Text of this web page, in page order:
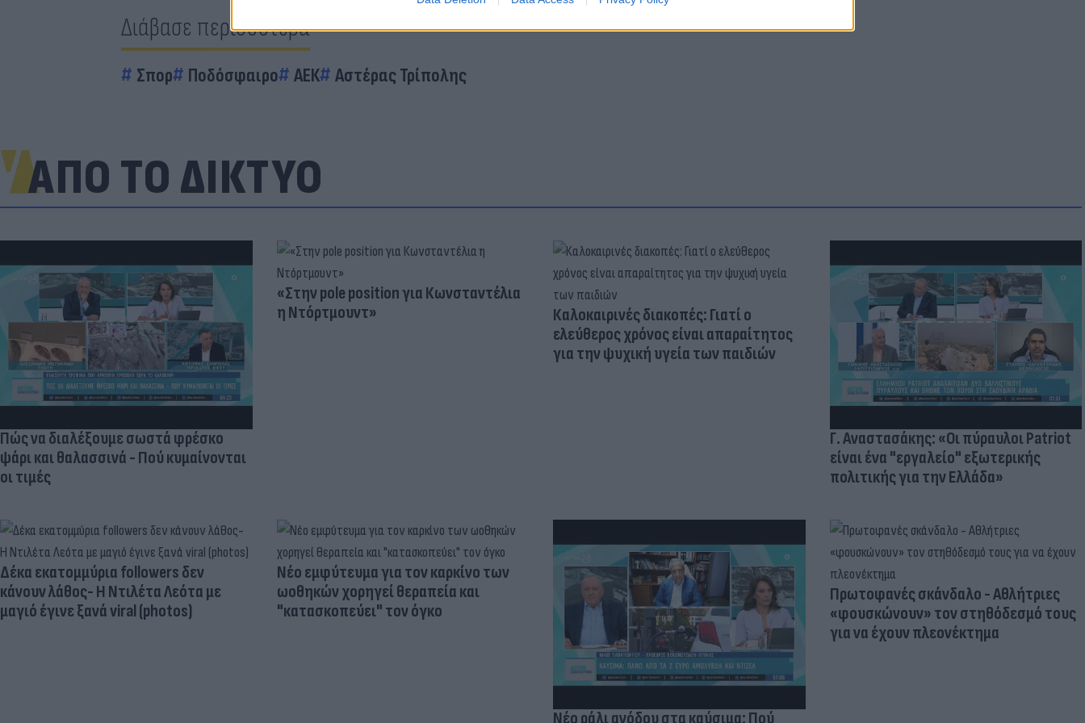
Διάβασε περισσότερα
Σπορ Ποδόσφαιρο ΑΕΚ Αστέρας Τρίπολης
ΑΠΟ ΤΟ ΔΙΚΤΥΟ
Πώς να διαλέξουμε σωστά φρέσκο
ψάρι και θαλασσινά - Πού κυμαίνονται
οι τιμές
«Στην pole position για Κωνσταντέλια
η Ντόρτμουντ»
Καλοκαιρινές διακοπές: Γιατί ο
ελεύθερος χρόνος είναι απαραίτητος
για την ψυχική υγεία των παιδιών
Γ. Αναστασάκης: «Οι πύραυλοι Patriot
είναι ένα "εργαλείο" εξωτερικής
πολιτικής για την Ελλάδα»
Δέκα εκατομμύρια followers δεν
κάνουν λάθος- Η Ντιλέτα Λεότα με
μαγιό έγινε ξανά viral (photos)
Νέο εμφύτευμα για τον καρκίνο των
ωοθηκών χορηγεί θεραπεία και
"κατασκοπεύει" τον όγκο
Νέο ράλι ανόδου στα καύσιμα: Πού
Πρωτοφανές σκάνδαλο - Aθλήτριες
«φουσκώνουν» τον στηθόδεσμό τους
για να έχουν πλεονέκτημα